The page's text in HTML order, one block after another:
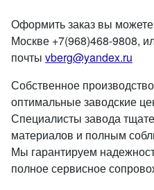
Оформить заказ вы
Москве +7(968)468-9808,
почты vberg@yandex.ru
Собственное
оптимальные заводские
Специалисты завода
материалов и полным
Мы гарантируем
полное сервисное